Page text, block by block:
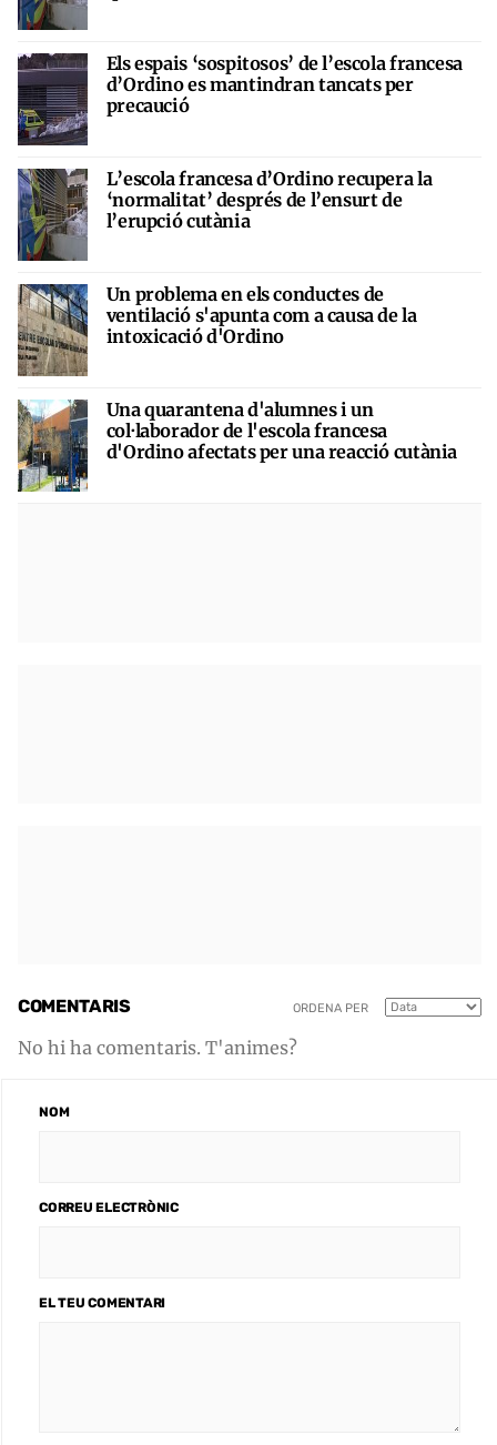
Els espais ‘sospitosos’ de l’escola francesa
d’Ordino es mantindran tancats per
precaució
L’escola francesa d’Ordino recupera la
‘normalitat’ després de l’ensurt de
l’erupció cutània
Un problema en els conductes de
ventilació s'apunta com a causa de la
intoxicació d'Ordino
Una quarantena d'alumnes i un
col·laborador de l'escola francesa
d'Ordino afectats per una reacció cutània
COMENTARIS ORDENA PER
No hi ha comentaris. T'animes?
NOM
CORREU ELECTRÒNIC
EL TEU COMENTARI